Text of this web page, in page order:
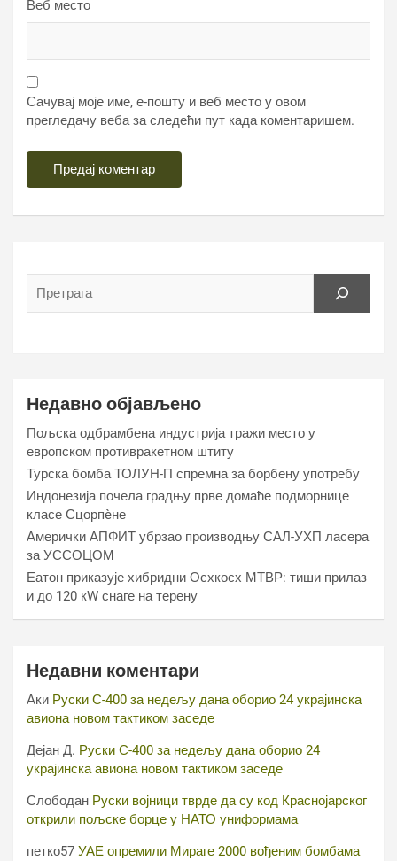
Веб место
Сачувај моје име, е-пошту и веб место у овом
прегледачу веба за следећи пут када коментаришем.
Недавно објављено
Пољска одбрамбена индустрија тражи место у
европском противракетном штиту
Турска бомба ТОЛУН-П спремна за борбену употребу
Индонезија почела градњу прве домаће подморнице
класе Сцорпèне
Амерички АПФИТ убрзао производњу САЛ-УХП ласера
за УССОЦОМ
Еатон приказује хибридни Осхкосх МТВР: тиши прилаз
и до 120 кW снаге на терену
Недавни коментари
Аки Руски С-400 за недељу дана оборио 24 украјинска
авиона новом тактиком заседе
Дејан Д. Руски С-400 за недељу дана оборио 24
украјинска авиона новом тактиком заседе
Слободан Руски војници тврде да су код Краснојарског
открили пољске борце у НАТО униформама
петко57 УАЕ опремили Мираге 2000 вођеним бомбама